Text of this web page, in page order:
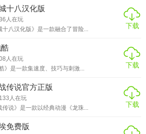
十八汉化版
人在玩
十八汉化版》是一款融合了冒险...
下载
人在玩
》是一款集速度、技巧与刺激...
下载
传说官方正版
133 人在玩
传说》是一款以经典动漫《龙珠...
下载
免费版